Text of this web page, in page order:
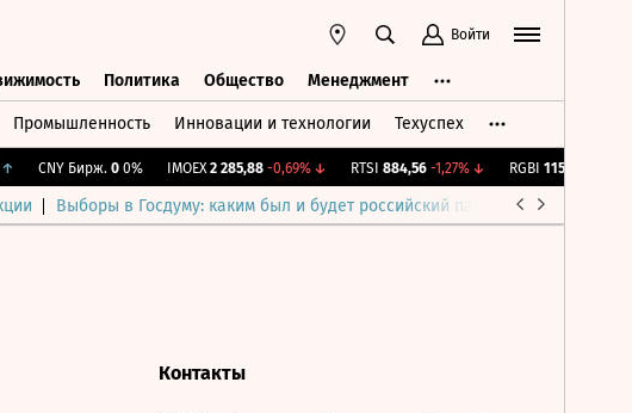
Войти
Политика Общество Менеджмент
Промышленность Инновации и технологии Техуспех
CNY Бирж. 0 0% IMOEX 2 285,88 -0,69%↓ RTSI 884,56 -1,27%↓ RGBI 115,38
Выборы в Госдуму: каким был и будет российский парламент
Контакты